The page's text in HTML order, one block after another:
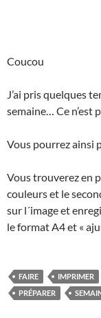
Coucou
J’ai pris quelques
semaine… Ce n’est
Vous pourrez ainsi
Vous trouverez en
couleurs et le
sur l´image et
le format A4 et «
FAIRE IMPRIMER
PRÉPARER